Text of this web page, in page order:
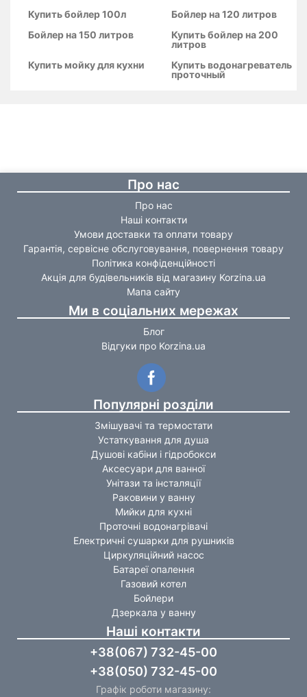
Купить бойлер 100л
Бойлер на 120 литров
Бойлер на 150 литров
Купить бойлер на 200
литров
Купить мойку для кухни
Купить водонагреватель
проточный
Про нас
Про нас
Наші контакти
Умови доставки та оплати товару
Гарантія, сервісне обслуговування, повернення товару
Політика конфіденційності
Акція для будівельників від магазину Korzina.ua
Мапа сайту
Ми в соціальних мережах
Блог
Відгуки про Korzina.ua
Популярні розділи
Змішувачі та термостати
Устаткування для душа
Душові кабіни і гідробокси
Аксесуари для ванної
Унітази та інсталяції
Раковини у ванну
Мийки для кухні
Проточні водонагрівачі
Електричні сушарки для рушників
Циркуляційний насос
Батареї опалення
Газовий котел
Бойлери
Дзеркала у ванну
Наші контакти
+38(067) 732-45-00
+38(050) 732-45-00
Графік роботи магазину: